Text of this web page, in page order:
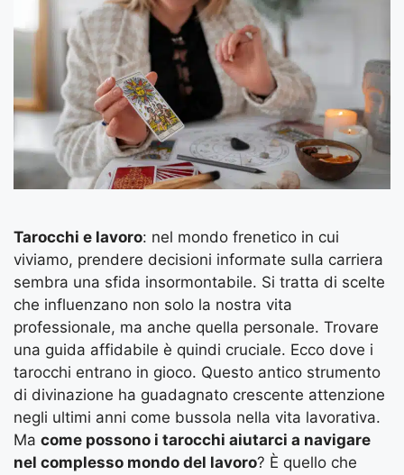
Tarocchi e lavoro: nel mondo frenetico in cui
viviamo, prendere decisioni informate sulla carriera
sembra una sfida insormontabile. Si tratta di scelte
che influenzano non solo la nostra vita
professionale, ma anche quella personale. Trovare
una guida affidabile è quindi cruciale. Ecco dove i
tarocchi entrano in gioco. Questo antico strumento
di divinazione ha guadagnato crescente attenzione
negli ultimi anni come bussola nella vita lavorativa.
Ma come possono i tarocchi aiutarci a navigare
nel complesso mondo del lavoro? È quello che